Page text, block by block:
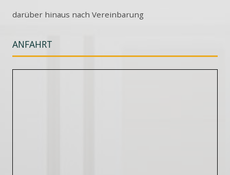
darüber hinaus nach Vereinbarung
ANFAHRT